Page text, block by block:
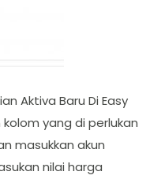
Aktiva Baru Di Easy
yang di perlukan
masukkan akun
nilai harga